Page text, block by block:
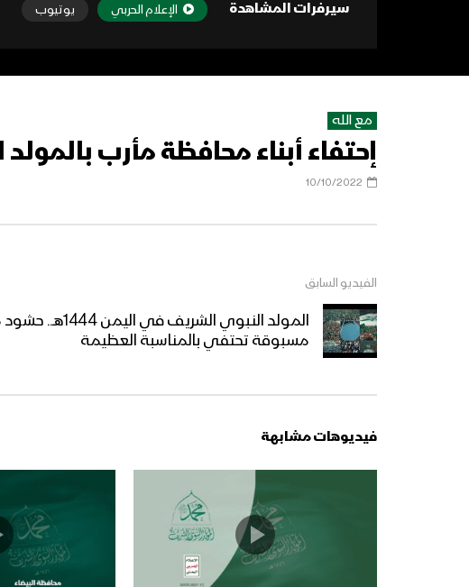
سيرفرات المشاهدة الإعلام الحربي يوتيوب
مع الله
إحتفاء أبناء محافظة مأرب بالمولد النبوي
10/10/2022
الفيديو السابق
المولد النبوي الشريف في
مسبوقة تحتفي بالمناسبة العظيمة
فيديوهات مشابهة